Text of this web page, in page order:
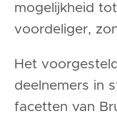
mogelijkheid
voordeliger,
Het
deelnemers in
facetten van